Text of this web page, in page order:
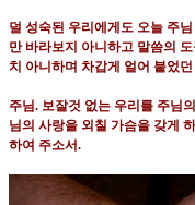
덜 성숙된 우리에게도 오늘 주
만 바라보지 아니하고 말씀의
치 아니하며 차갑게 얼어 붙었
주님. 보잘것 없는 우리를 주님
님의 사랑을 외칠 가슴을 갖게
하여 주소서.